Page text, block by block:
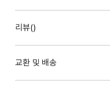
리뷰()
교환 및 배송